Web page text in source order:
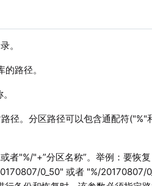
。
路径。
径。分区路径可以包含通配符("%"
者"%/"+”分区名称”。举例：要恢
0_50" 或者 "%/20170807/